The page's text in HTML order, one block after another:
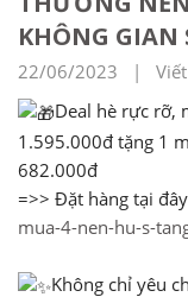
KHÔNG GIAN
22/06/2023 | Viết
Deal hè rực rỡ,
1.595.000đ tặng 1
682.000đ
=>> Đặt hàng tại
mua-4-nen-hu-s-
Không chỉ yêu